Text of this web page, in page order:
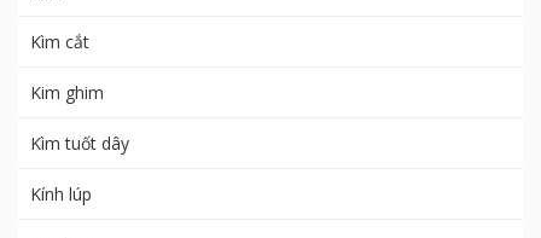
Kìm cắt
Kim ghim
Kìm tuốt dây
Kính lúp